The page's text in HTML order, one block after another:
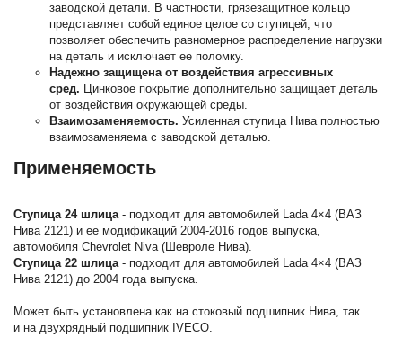
заводской детали. В частности, грязезащитное кольцо
представляет собой единое целое со ступицей, что
позволяет обеспечить равномерное распределение нагрузки
на деталь и исключает ее поломку.
Надежно защищена от воздействия агрессивных
сред. Цинковое покрытие дополнительно защищает деталь
от воздействия окружающей среды.
Взаимозаменяемость. Усиленная ступица Нива полностью
взаимозаменяема с заводской деталью.
Применяемость
Ступица 24 шлица- подходит для автомобилей Lada 4×4 (ВАЗ
Нива 2121) и ее модификаций 2004-2016 годов выпуска,
автомобиля Chevrolet Niva (Шевроле Нива).
Ступица 22 шлица- подходит для автомобилей Lada 4×4 (ВАЗ
Нива 2121) до 2004 года выпуска.
Может быть установлена как на стоковый подшипник Нива, так
и на двухрядный подшипник IVECO.